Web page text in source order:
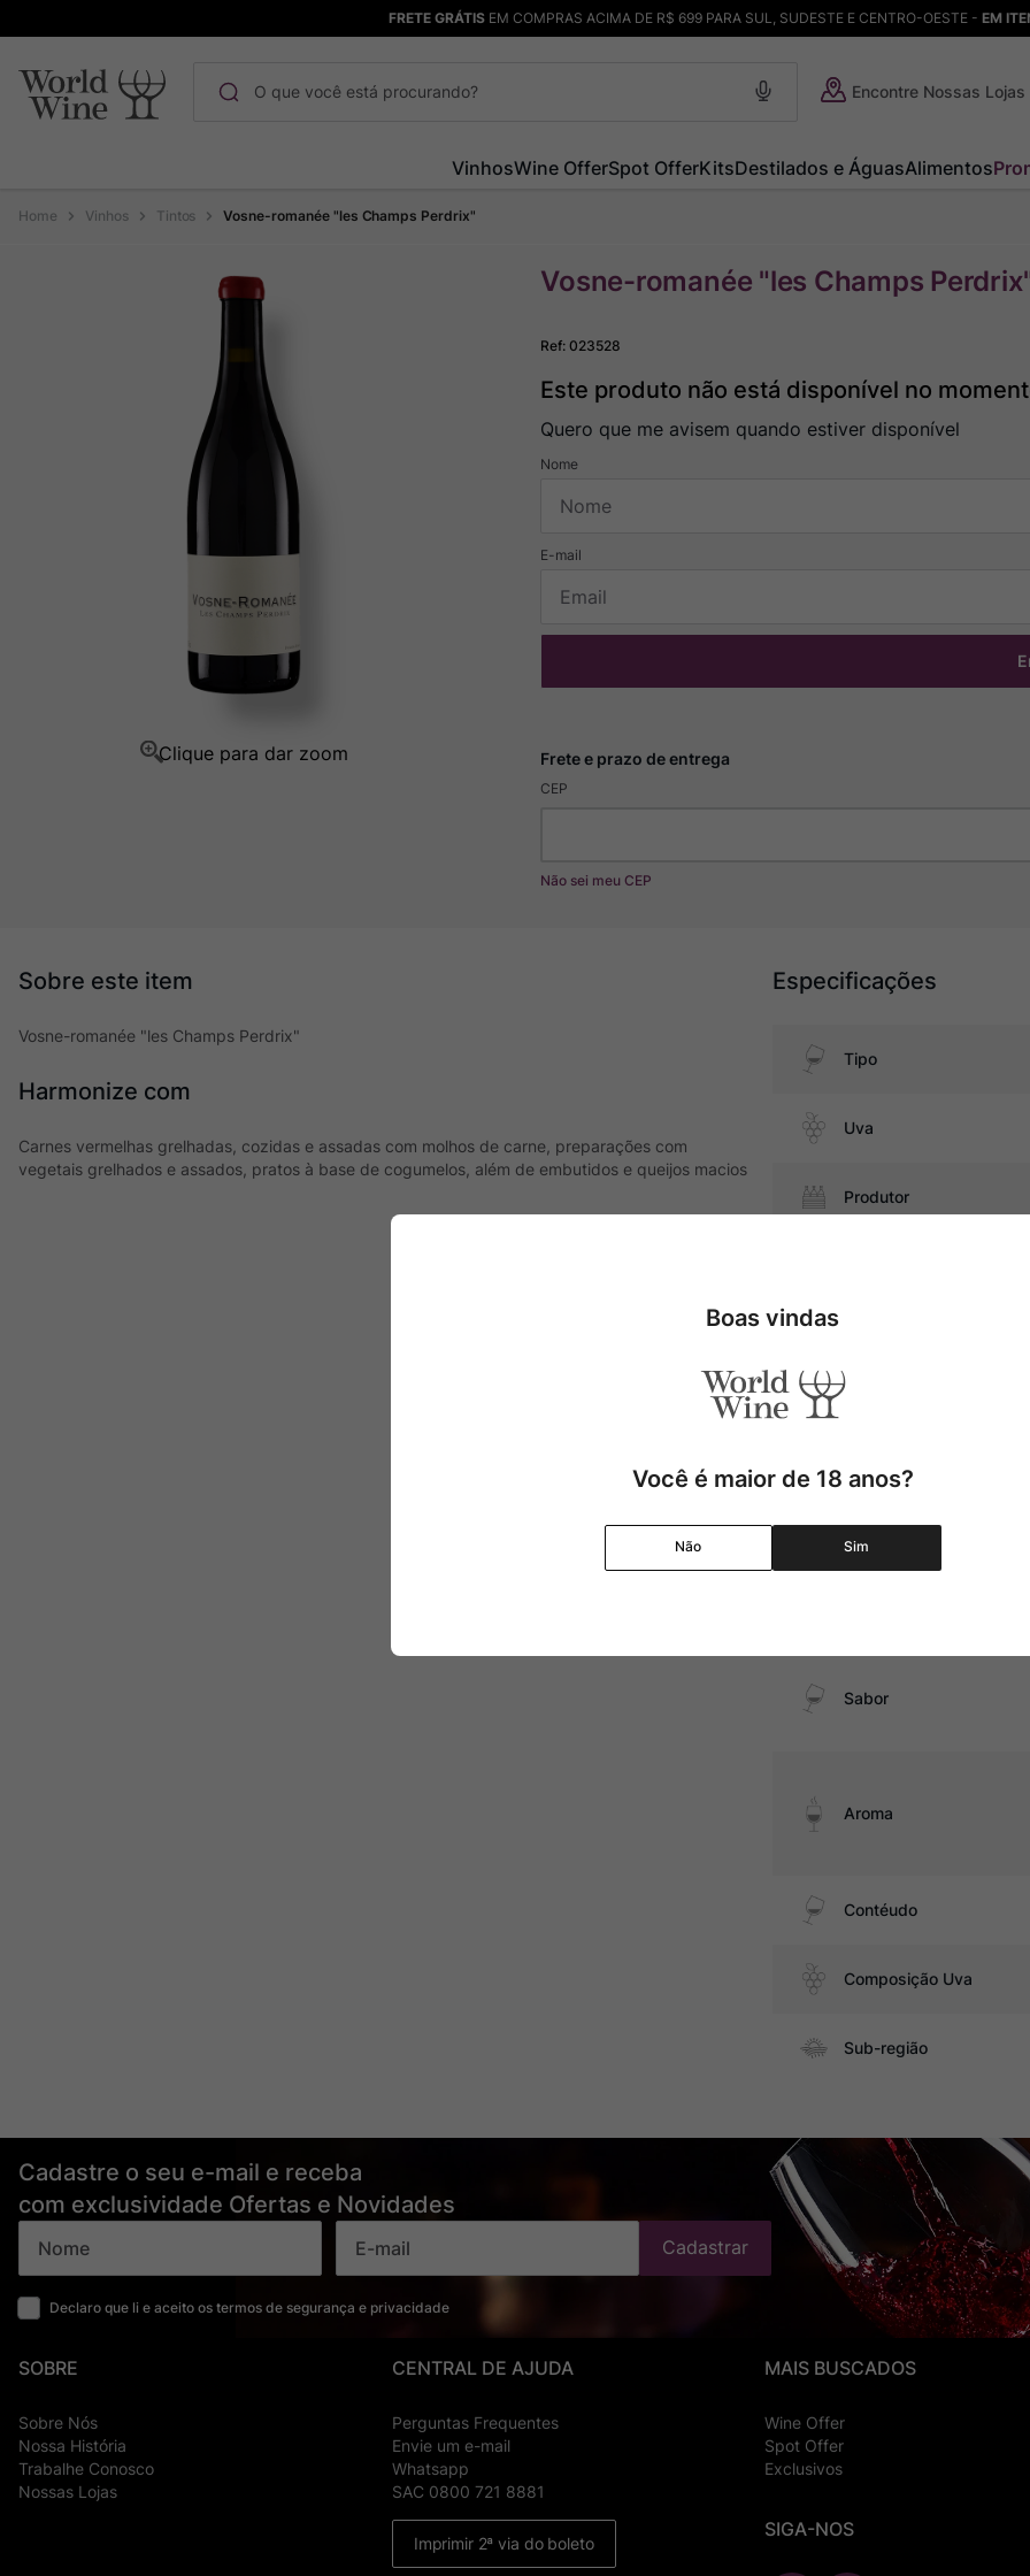
FRETE GRÁTISEM COMPRAS ACIMA DE R$ 699 PARA SUL, SUDESTE E CENTRO-OESTE - EM
Encontre Nossas Lojas
VinhosWine OfferSpot OfferKitsDestilados e ÁguasAlimentos
Vinhos Tintos Vosne-romanée "les Champs Perdrix"
Vosne-romanée "les Champs
Ref:023528
Este produto não está disponível no
Quero que me avisem quando estiver disponível
CEP
Não sei meu CEP
Vosne-romanée "les Champs Perdrix"
Harmonize com
Carnes vermelhas grelhadas, cozidas e assadas com molhos de carne, preparações com
vegetais grelhados e assados, pratos à base de cogumelos, além de embutidos e queijos macios
Especificações
Tipo
Uva
Produtor
Graduação Alcóolica
Amadurecimento
Sabor
Aroma
Contéudo
Composição Uva
Sub-região
Cadastre o seu e-mail e receba
com exclusividade Ofertas e Novidades
Declaro que li e aceito os termos de segurança e privacidade
Cadastrar
SOBRE
Sobre Nós
Nossa História
Trabalhe Conosco
Nossas Lojas
CENTRAL DE AJUDA
Perguntas Frequentes
Envie um e-mail
Whatsapp
SAC 0800 721 8881
Imprimir 2ª via do boleto
MAIS BUSCADOS
Wine Offer
Spot Offer
Exclusivos
SIGA-NOS
1º Maçanita
Bodega Garzon
Ver Sacrum
Boas vindas
Você é maior de 18 anos?
Não Sim